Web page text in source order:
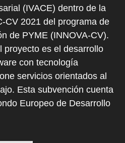
(IVACE) dentro de la
CV 2021 del programa de
de PYME (INNOVA-CV).
proyecto es el desarrollo
con tecnología
servicios orientados al
Esta subvención cuenta
Europeo de Desarrollo